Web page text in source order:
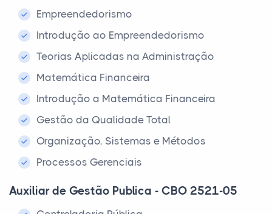
Empreendedorismo
Introdução ao Empreendedorismo
Teorias Aplicadas na Administração
Matemática Financeira
Introdução a Matemática Financeira
Gestão da Qualidade Total
Organização, Sistemas e Métodos
Processos Gerenciais
Auxiliar de Gestão Publica - CBO 2521-05